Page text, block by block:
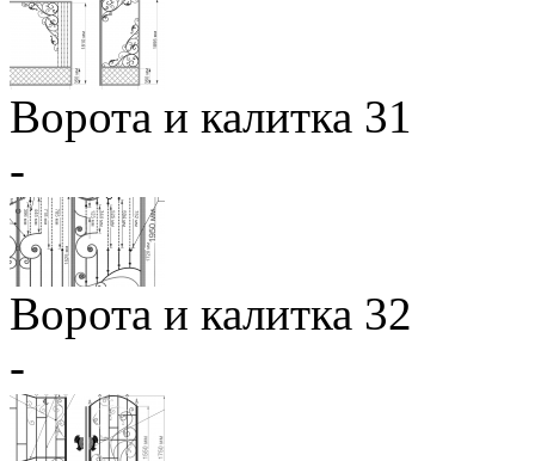
Ворота и калитка 31
-
Ворота и калитка 32
-